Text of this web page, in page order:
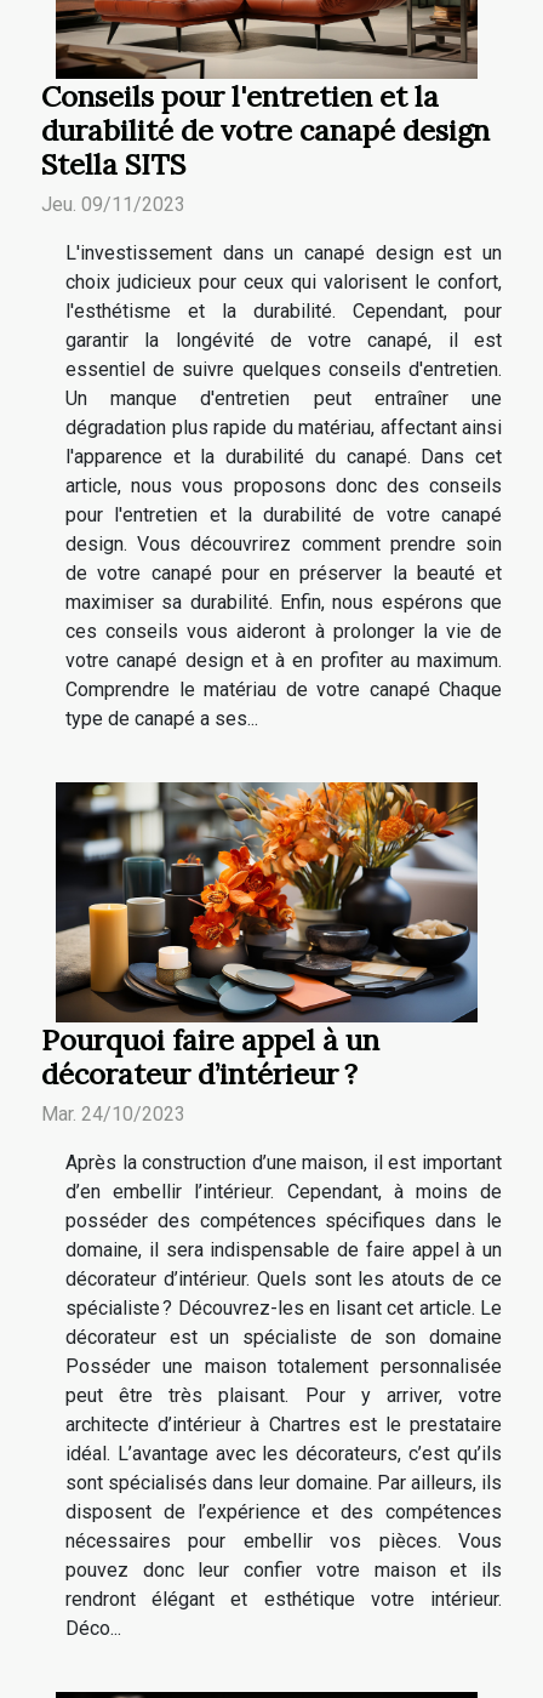
Conseils pour l'entretien et la
durabilité de votre canapé design
Stella SITS
Jeu. 09/11/2023
L'investissement dans un canapé design est un
choix judicieux pour ceux qui valorisent le confort,
l'esthétisme et la durabilité. Cependant, pour
garantir la longévité de votre canapé, il est
essentiel de suivre quelques conseils d'entretien.
Un manque d'entretien peut entraîner une
dégradation plus rapide du matériau, affectant ainsi
l'apparence et la durabilité du canapé. Dans cet
article, nous vous proposons donc des conseils
pour l'entretien et la durabilité de votre canapé
design. Vous découvrirez comment prendre soin
de votre canapé pour en préserver la beauté et
maximiser sa durabilité. Enfin, nous espérons que
ces conseils vous aideront à prolonger la vie de
votre canapé design et à en profiter au maximum.
Comprendre le matériau de votre canapé Chaque
type de canapé a ses...
Pourquoi faire appel à un
décorateur d’intérieur ?
Mar. 24/10/2023
Après la construction d’une maison, il est important
d’en embellir l’intérieur. Cependant, à moins de
posséder des compétences spécifiques dans le
domaine, il sera indispensable de faire appel à un
décorateur d’intérieur. Quels sont les atouts de ce
spécialiste ? Découvrez-les en lisant cet article. Le
décorateur est un spécialiste de son domaine
Posséder une maison totalement personnalisée
peut être très plaisant. Pour y arriver, votre
architecte d’intérieur à Chartres est le prestataire
idéal. L’avantage avec les décorateurs, c’est qu’ils
sont spécialisés dans leur domaine. Par ailleurs, ils
disposent de l’expérience et des compétences
nécessaires pour embellir vos pièces. Vous
pouvez donc leur confier votre maison et ils
rendront élégant et esthétique votre intérieur.
Déco...